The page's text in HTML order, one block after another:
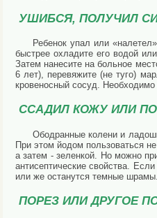
УШИБСЯ, ПОЛУЧИЛ
Ребенок упал или
быстрее охладите его водой
Затем нанесите на больное
6 лет), перевяжите (не туго)
кровеносный сосуд. Необходимо
ССАДИЛ КОЖУ ИЛИ
Ободранные колени и
При этом йодом пользоваться
а затем - зеленкой. Но можно
антисептические свойства.
или же останутся темные шрамы.
ПОРЕЗ ИЛИ ДРУГОЕ